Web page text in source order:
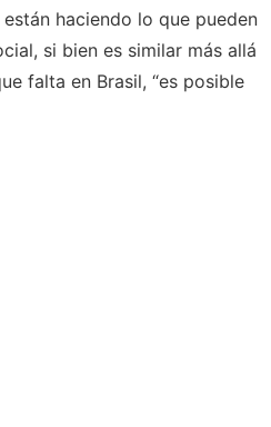
haciendo lo que pueden
si bien es similar más allá
falta en Brasil, “es posible